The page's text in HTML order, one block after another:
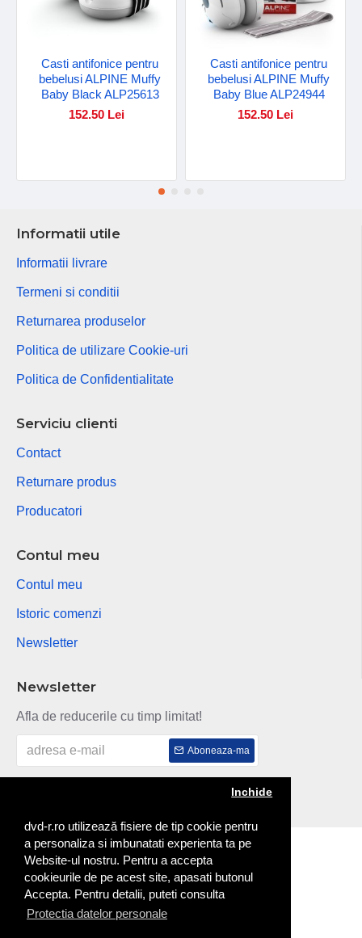
dvd-r.ro utilizează fisiere de tip cookie pentru
a personaliza si imbunatati experienta ta pe
Website-ul nostru. Pentru a accepta
cookieurile de pe acest site, apasati butonul
Accepta. Pentru detalii, puteti consulta
Protectia datelor personale
Inchide
Casti antifonice pentru
bebelusi ALPINE Muffy
Baby Black ALP25613
152.50 Lei
Casti antifonice pentru
bebelusi ALPINE Muffy
Baby Blue ALP24944
152.50 Lei
Informatii utile
Informatii livrare
Termeni si conditii
Returnarea produselor
Politica de utilizare Cookie-uri
Politica de Confidentialitate
Serviciu clienti
Contact
Returnare produs
Producatori
Contul meu
Contul meu
Istoric comenzi
Newsletter
Newsletter
Afla de reducerile cu timp limitat!
Aboneaza-ma
Copyright © 2014